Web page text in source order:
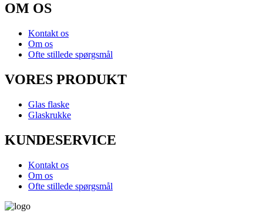
OM OS
Kontakt os
Om os
Ofte stillede spørgsmål
VORES PRODUKT
Glas flaske
Glaskrukke
KUNDESERVICE
Kontakt os
Om os
Ofte stillede spørgsmål